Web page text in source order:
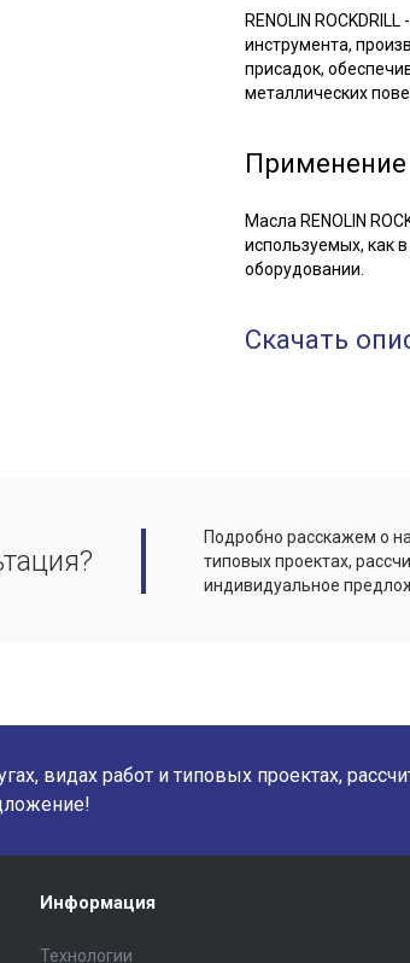
RENOLIN
инструмента,
присадок,
металлических
Применение
Масла RENOLIN
используемых, как
оборудовании.
Скачать
Подробно расскажем о
типовых проектах,
индивидуальное
видах работ и типовых проектах,
Информация
Технологии